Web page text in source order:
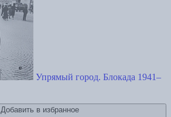
Упрямый город. Блокада 1941–
Добавить в избранное